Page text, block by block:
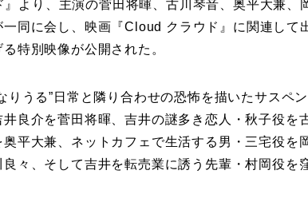
より、主演の菅田将暉、古川琴音、奥平大兼、
一同に会し、映画『Cloud クラウド』に関連し
特別映像が公開された。
りうる”日常と隣り合わせの恐怖を描いたサスペン
良介を菅田将暉、吉井の謎多き恋人・秋子役を
平大兼、ネットカフェで生活する男・三宅役を
々、そして吉井を転売業に誘う先輩・村岡役を